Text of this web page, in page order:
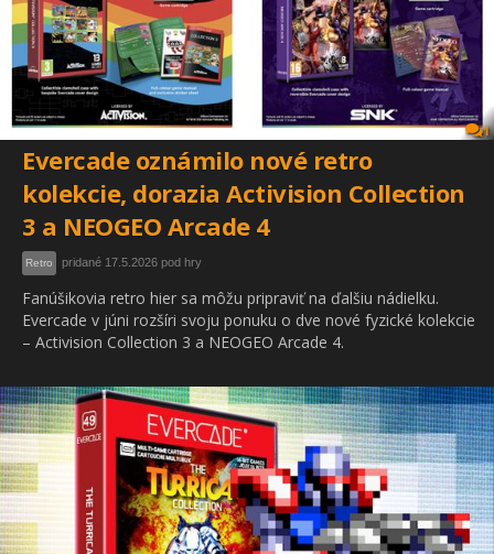
1
Evercade oznámilo nové retro
kolekcie, dorazia Activision Collection
3 a NEOGEO Arcade 4
Retro pridané 17.5.2026 pod hry
Fanúšikovia retro hier sa môžu pripraviť na ďalšiu nádielku.
Evercade v júni rozšíri svoju ponuku o dve nové fyzické kolekcie
– Activision Collection 3 a NEOGEO Arcade 4.